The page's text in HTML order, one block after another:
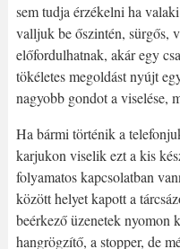
sem tudja érzékelni ha
valljuk be őszintén, sürgős,
előfordulhatnak, akár egy
tökéletes megoldást nyújt
nagyobb gondot a viselése,
Ha bármi történik a
karjukon viselik ezt a kis
folyamatos kapcsolatban
között helyet kapott a
beérkező üzenetek nyomon
hangrögzítő, a stopper, de